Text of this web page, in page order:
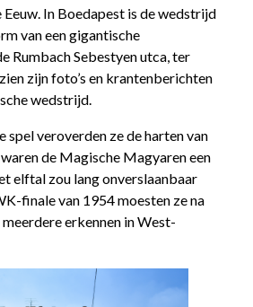
In Boedapest is de wedstrijd
van een gigantische
Rumbach Sebestyen utca, ter
zijn foto’s en krantenberichten
wedstrijd.
spel veroverden ze de harten van
de Magische Magyaren een
elftal zou lang onverslaanbaar
finale van 1954 moesten ze na
erkennen in West-